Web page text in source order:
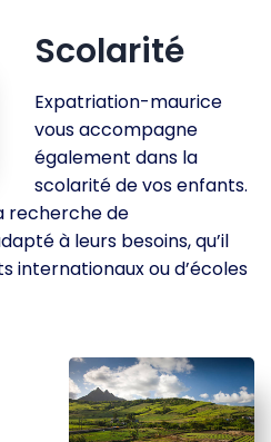
Scolarité
Expatriation-maurice
vous accompagne
également dans la
scolarité de vos enfants.
recherche de
à leurs besoins, qu’il
internationaux ou d’écoles